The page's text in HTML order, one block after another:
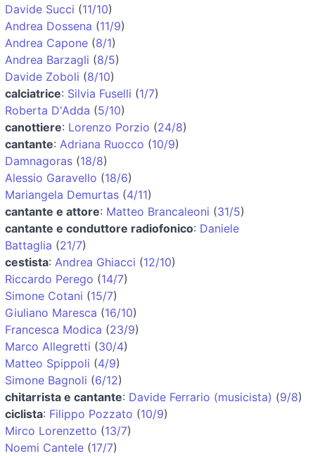
Davide Succi (11/10)
Andrea Dossena (11/9)
Andrea Capone (8/1)
Andrea Barzagli (8/5)
Davide Zoboli (8/10)
calciatrice: Silvia Fuselli (1/7)
Roberta D'Adda (5/10)
canottiere: Lorenzo Porzio (24/8)
cantante: Adriana Ruocco (10/9)
Damnagoras (18/8)
Alessio Garavello (18/6)
Mariangela Demurtas (4/11)
cantante e attore: Matteo Brancaleoni (31/5)
cantante e conduttore radiofonico: Daniele
Battaglia (21/7)
cestista: Andrea Ghiacci (12/10)
Riccardo Perego (14/7)
Simone Cotani (15/7)
Giuliano Maresca (16/10)
Francesca Modica (23/9)
Marco Allegretti (30/4)
Matteo Spippoli (4/9)
Simone Bagnoli (6/12)
chitarrista e cantante: Davide Ferrario (musicista) (9/8)
ciclista: Filippo Pozzato (10/9)
Mirco Lorenzetto (13/7)
Noemi Cantele (17/7)